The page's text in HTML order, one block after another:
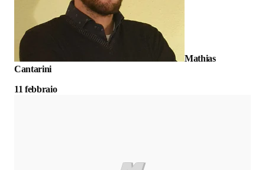
Mathias
Cantarini
11 febbraio